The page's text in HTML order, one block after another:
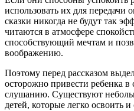
использовать их для передачи
сказки никогда не будут так
читаются в атмосфере
способствующий мечтам и
воображению.
Поэтому перед рассказом
осторожно привести ребенка в
слушанию. Существуют
детей, которые легко освоить